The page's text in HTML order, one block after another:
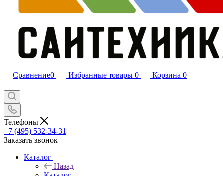
Сравнение0 Избранные товары 0 Корзина 0
Телефоны
+7 (495) 532‑34‑31
Заказать звонок
Каталог
Назад